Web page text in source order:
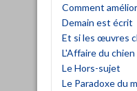
Comment
Demain est écrit
Et si les œuvres
L'Affaire du
Le Hors-sujet
Le Paradoxe du